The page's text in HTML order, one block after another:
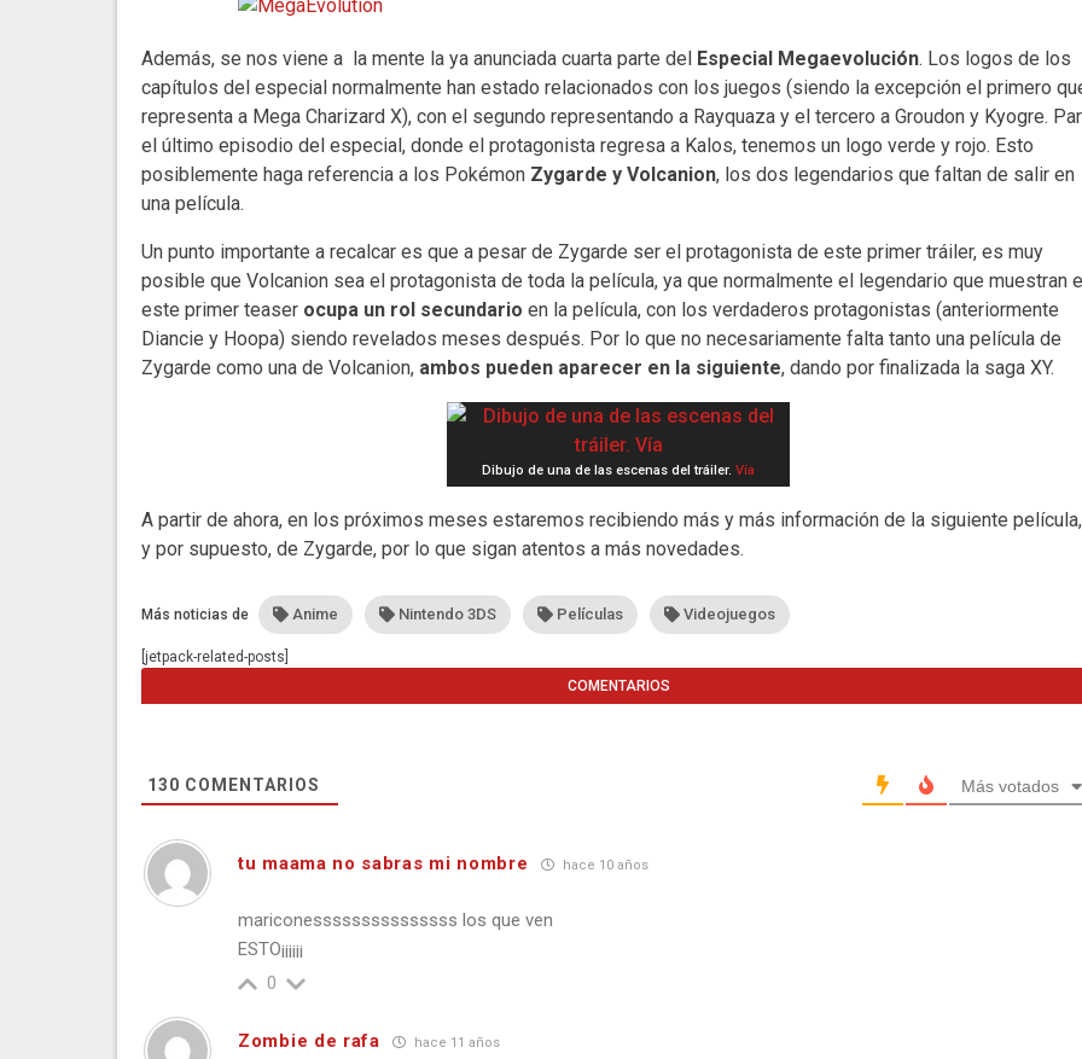
Además, se nos viene a la mente la ya anunciada cuarta parte del Especial Megaevolución. Los logos de los
capítulos del especial normalmente han estado relacionados con los juegos (siendo la excepción el primero
representa a Mega Charizard X), con el segundo representando a Rayquaza y el tercero a Groudon y Kyogre.
el último episodio del especial, donde el protagonista regresa a Kalos, tenemos un logo verde y rojo. Esto
posiblemente haga referencia a los Pokémon Zygarde y Volcanion, los dos legendarios que faltan de salir en
una película.
Un punto importante a recalcar es que a pesar de Zygarde ser el protagonista de este primer tráiler, es muy
posible que Volcanion sea el protagonista de toda la película, ya que normalmente el legendario que muestran
este primer teaser ocupa un rol secundario en la película, con los verdaderos protagonistas (anteriormente
Diancie y Hoopa) siendo revelados meses después. Por lo que no necesariamente falta tanto una película de
Zygarde como una de Volcanion, ambos pueden aparecer en la siguiente, dando por finalizada la saga XY.
Dibujo de una de las escenas del tráiler. Vía
A partir de ahora, en los próximos meses estaremos recibiendo más y más información de la siguiente película,
y por supuesto, de Zygarde, por lo que sigan atentos a más novedades.
Más noticias de Anime Nintendo 3DS Películas Videojuegos
[jetpack-related-posts]
COMENTARIOS
130 COMENTARIOS Más votados
tu maama no sabras mi nombre hace 10 años
mariconesssssssssssssss los que ven
ESTO¡¡¡¡¡¡
0
Zombie de rafa hace 11 años